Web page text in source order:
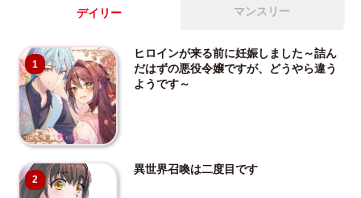
デイリー マンスリー
1
ヒロインが来る前に妊娠しました～詰ん
だはずの悪役令嬢ですが、どうやら違う
ようです～
2
異世界召喚は二度目です